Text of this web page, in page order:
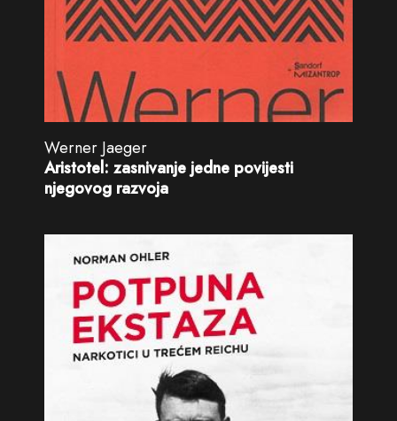
Werner Jaeger
Aristotel: zasnivanje jedne povijesti
njegovog razvoja